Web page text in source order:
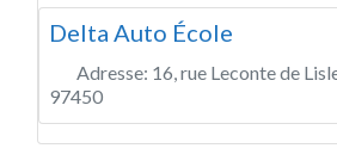
Delta Auto École
Adresse: 16, rue Leconte de
97450